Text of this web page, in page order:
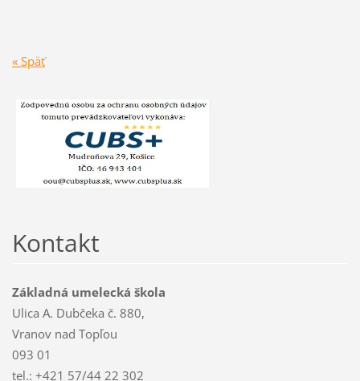
« Späť
Kontakt
Základná umelecká škola
Ulica A. Dubčeka č. 880,
Vranov nad Topľou
093 01
tel.: +421 57/44 22 302